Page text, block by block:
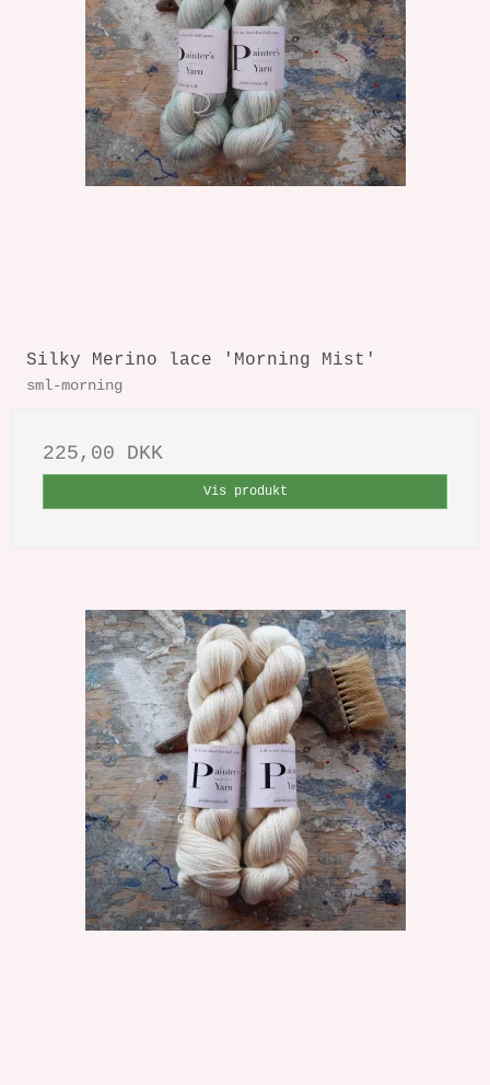
Silky Merino lace 'Morning Mist'
sml-morning
225,00 DKK
Vis produkt